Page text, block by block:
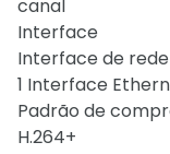
canal
Interface
Interface de rede
1 Interface
Padrão de
H.264+